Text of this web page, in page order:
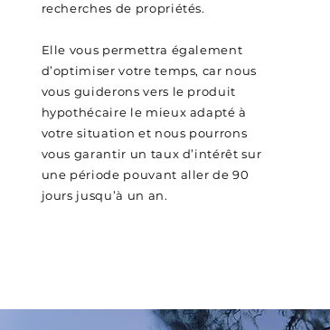
recherches de propriétés.
Elle vous permettra également
d’optimiser votre temps, car nous
vous guiderons vers le produit
hypothécaire le mieux adapté à
votre situation et nous pourrons
vous garantir un taux d’intérêt sur
une période pouvant aller de 90
jours jusqu’à un an.